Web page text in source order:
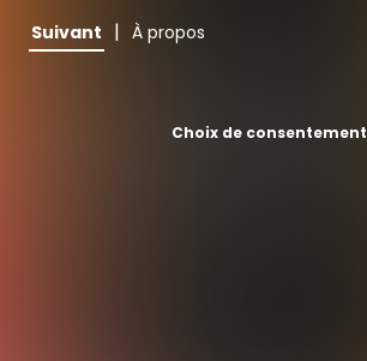
Suivant | À propos
Choix de consentement